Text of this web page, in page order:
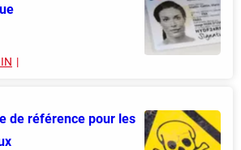
de référence pour les